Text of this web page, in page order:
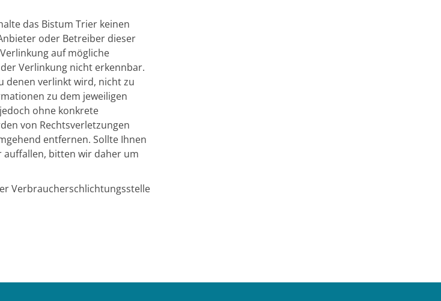
das Bistum Trier keinen
oder Betreiber dieser
auf mögliche
Verlinkung nicht erkennbar.
denen verlinkt wird, nicht zu
zu dem jeweiligen
ohne konkrete
von Rechtsverletzungen
entfernen. Sollte Ihnen
auffallen, bitten wir daher um
Verbraucherschlichtungsstelle